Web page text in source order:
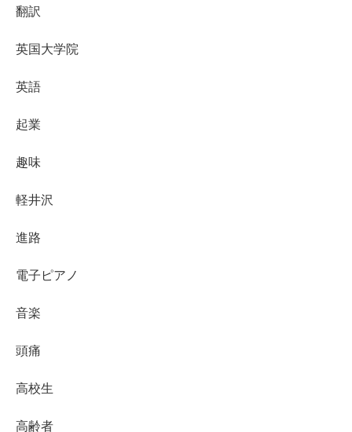
翻訳
英国大学院
英語
起業
趣味
軽井沢
進路
電子ピアノ
音楽
頭痛
高校生
高齢者